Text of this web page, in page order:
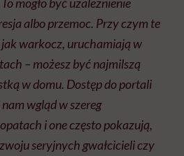
albo przemoc. Przy czym te
warkocz, uruchamiają w
– możesz być najmilszą
w domu. Dostęp do portali
wgląd w szereg
i one często pokazują,
seryjnych gwałcicieli czy